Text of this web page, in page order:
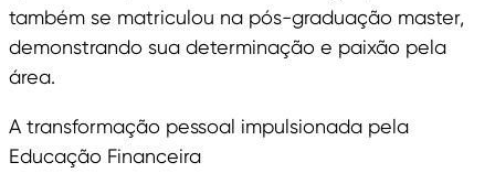
também se matriculou na pós-graduação master,
demonstrando sua determinação e paixão pela
área.
A transformação pessoal impulsionada pela
Educação Financeira